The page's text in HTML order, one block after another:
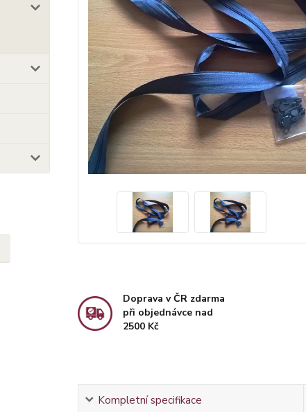
Doprava v ČR zdarma
při objednávce nad
2500 Kč
Kompletní specifikace